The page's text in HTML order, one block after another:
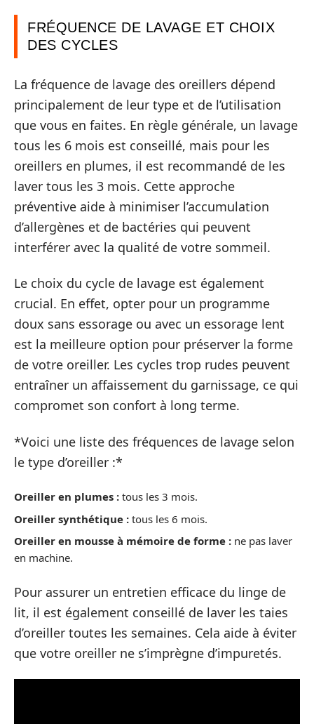
FRÉQUENCE DE LAVAGE ET CHOIX
DES CYCLES
La fréquence de lavage des oreillers dépend
principalement de leur type et de l’utilisation
que vous en faites. En règle générale, un lavage
tous les 6 mois est conseillé, mais pour les
oreillers en plumes, il est recommandé de les
laver tous les 3 mois. Cette approche
préventive aide à minimiser l’accumulation
d’allergènes et de bactéries qui peuvent
interférer avec la qualité de votre sommeil.
Le choix du cycle de lavage est également
crucial. En effet, opter pour un programme
doux sans essorage ou avec un essorage lent
est la meilleure option pour préserver la forme
de votre oreiller. Les cycles trop rudes peuvent
entraîner un affaissement du garnissage, ce qui
compromet son confort à long terme.
*Voici une liste des fréquences de lavage selon
le type d’oreiller :*
Oreiller en plumes : tous les 3 mois.
Oreiller synthétique : tous les 6 mois.
Oreiller en mousse à mémoire de forme : ne pas laver
en machine.
Pour assurer un entretien efficace du linge de
lit, il est également conseillé de laver les taies
d’oreiller toutes les semaines. Cela aide à éviter
que votre oreiller ne s’imprègne d’impuretés.